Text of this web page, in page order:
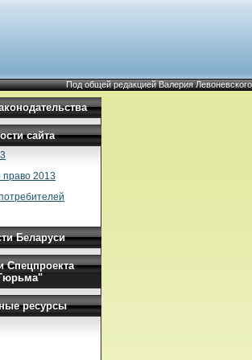
Под общей редакцией Валерия Левоневского
сайта
право 2013
Беларуси
Спецпроекта
ресурсы